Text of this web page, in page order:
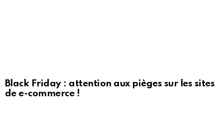
Black Friday : attention aux pièges sur les sites
de e-commerce !